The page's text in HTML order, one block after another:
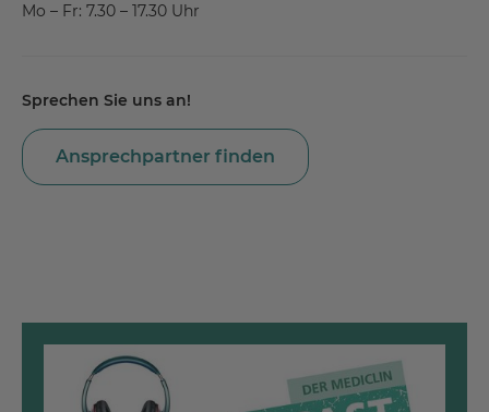
Mo – Fr: 7.30 – 17.30 Uhr
Sprechen Sie uns an!
Ansprechpartner finden